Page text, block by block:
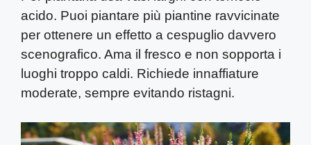
acido. Puoi piantare più piantine ravvicinate
per ottenere un effetto a cespuglio davvero
scenografico. Ama il fresco e non sopporta i
luoghi troppo caldi. Richiede innaffiature
moderate, sempre evitando ristagni.